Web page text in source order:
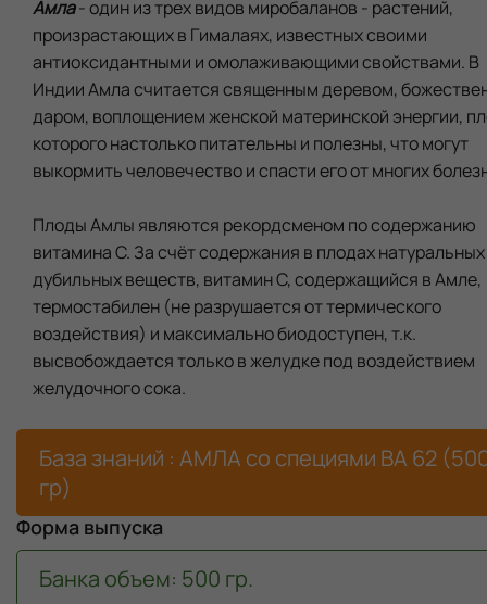
Амла- один из трех видов миробаланов - растений,
произрастающих в Гималаях, известных своими
антиоксидантными и омолаживающими свойствами. В
Индии Амла считается священным деревом,
даром, воплощением женской материнской энергии,
которого настолько питательны и полезны, что могут
выкормить человечество и спасти его от многих
Плоды Амлы являются рекордсменом по содержанию
витамина С. За счёт содержания в плодах натуральных
дубильных веществ, витамин С, содержащийся в Амле,
термостабилен (не разрушается от термического
воздействия) и максимально биодоступен, т.к.
высвобождается только в желудке под воздействием
желудочного сока.
База знаний : АМЛА со специями ВА 62
гр)
Форма выпуска
Банка объем: 500 гр.